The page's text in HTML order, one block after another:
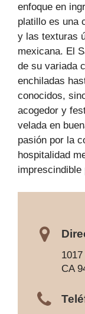
enfoque en
platillo es una
y las texturas
mexicana. El
de su variada
enchiladas
conocidos,
acogedor y
velada en
pasión por la
hospitalidad
CA